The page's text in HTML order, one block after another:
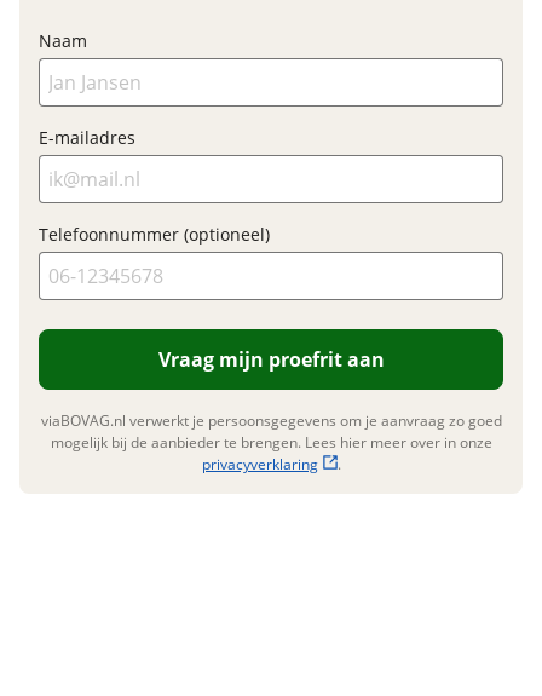
Type aandrijving
Trapas
Financieel
BTW/marge
Bijtellingspercentage
Garanties
Fabrieksgarantie van
Nieuwe accu
Inbegrepen
Meerprijs
€ 0,-
Wat is een nieuwe accu?
Naam
E-mailadres
Telefoonnummer (optioneel)
Vraag mijn proefrit aan
viaBOVAG.nl verwerkt je persoonsgegevens om je aanvraag zo goed
mogelijk bij de aanbieder te brengen. Lees hier meer over in onze
privacyverklaring
.